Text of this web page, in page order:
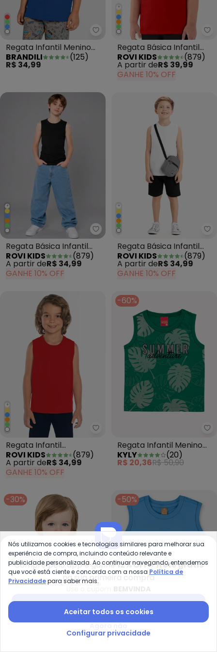
Brandili - Regata Infantil
Regata Infantil Menino
Malha Azul
BRANDILI (125)
R$ 34,99
+
Regata Básica Infantil
Masculina Laranja
ROVI KIDS (879)
A partir deR$ 39,99
GANHE 10% OFF
+
Rovi Kids - Regata Básica
Regata Básica Infantil
MeninoPreto
ROVI KIDS (879)
A partir deR$ 34,99
GANHE 10% OFF
+
Regata Básica Infantil
MeninoBranco
ROVI KIDS (879)
A partir deR$ 34,99
GANHE 10% OFF
+
Rovi Kids - Regata Infantil
Regata Infantil
MeninoVermelho
ROVI KIDS (879)
A partir deR$ 34,99
GANHE 10% OFF
-60%
Regata Infantil Menino
Summer Lettering Verde
KYLY (20)
R$ 20,36R$ 50,90
-30%
Elian - Regata Bebê Menino
-50%
Compre pelo app e ganhe12% OFF + frete grátis
na sua primeira compra
Nós utilizamos cookies e tecnologias similares para melhorar sua
experiência de compra, incluindo conteúdo relevante e
publicidade personalizada. Ao continuar navegando, entendemos
que você está ciente e concorda com a nossa Política de
Privacidadepara saber mais.
Aceitar todos os cookies
Configurar privacidade